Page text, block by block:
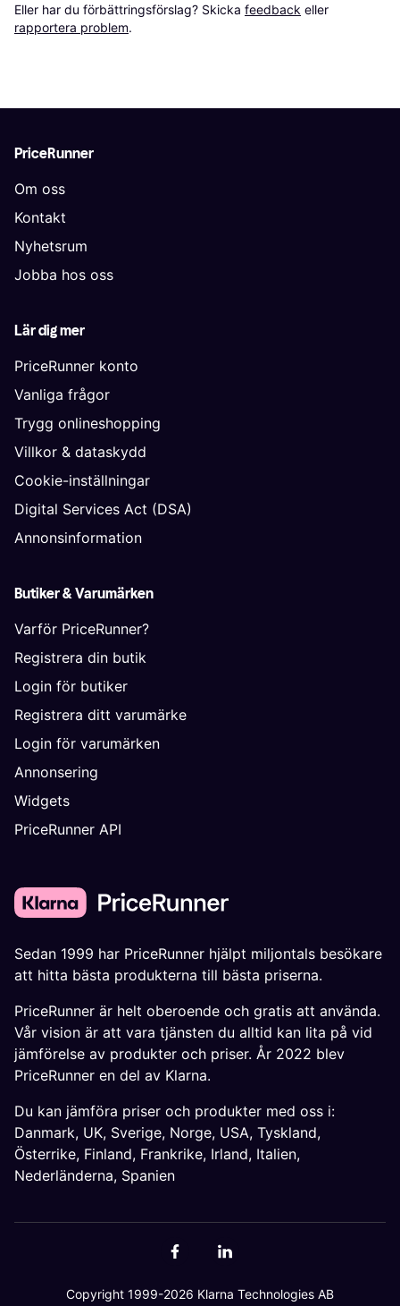
Eller har du förbättringsförslag? Skicka feedback eller
rapportera problem.
PriceRunner
Om oss
Kontakt
Nyhetsrum
Jobba hos oss
Lär dig mer
PriceRunner konto
Vanliga frågor
Trygg onlineshopping
Villkor & dataskydd
Cookie-inställningar
Digital Services Act (DSA)
Annonsinformation
Butiker & Varumärken
Varför PriceRunner?
Registrera din butik
Login för butiker
Registrera ditt varumärke
Login för varumärken
Annonsering
Widgets
PriceRunner API
Sedan 1999 har PriceRunner hjälpt miljontals besökare
att hitta bästa produkterna till bästa priserna.
PriceRunner är helt oberoende och gratis att använda.
Vår vision är att vara tjänsten du alltid kan lita på vid
jämförelse av produkter och priser. År 2022 blev
PriceRunner en del av Klarna.
Du kan jämföra priser och produkter med oss i:
Danmark, UK, Sverige, Norge, USA, Tyskland,
Österrike, Finland, Frankrike, Irland, Italien,
Nederländerna, Spanien
Copyright 1999-2026 Klarna Technologies AB